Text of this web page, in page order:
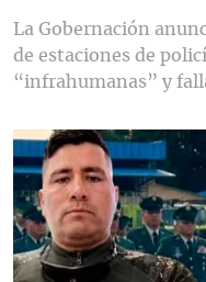
La Gobernación
de estaciones de
“infrahumanas” y
Contenido multimedia